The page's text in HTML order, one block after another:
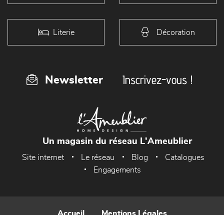
Literie Décoration
Newsletter Inscrivez-vous !
Un magasin du réseau L'Ameublier
Site internet Le réseau Blog
Catalogues
Engagements